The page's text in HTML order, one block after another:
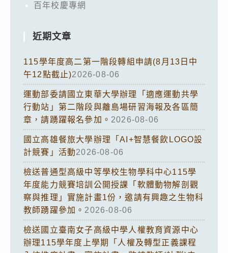
百年校慶專網
近期文章
115學年度高二第一階段轉組申請(8月13日中
午12點截止)2026-08-06
運動部委請國立東華大學辦理「適應運動共學
行動站」第二階段與離島場研習海報及各區簡
章，請踴躍報名參加。 2026-08-06
國立高雄餐旅大學辦理「AI+智慧餐飲LOGO設
計競賽」活動2026-08-06
檢送普通型高級中等學校生物學科中心115學
年度能力競賽培訓公開授課「軟體動物解剖觀
察與推理」實施計畫1份，邀請有興趣之生物科
教師踴躍參加。 2026-08-06
檢送國立臺南女子高級中學人權教育資源中心
辦理115學年度上學期「人權及轉型正義課程